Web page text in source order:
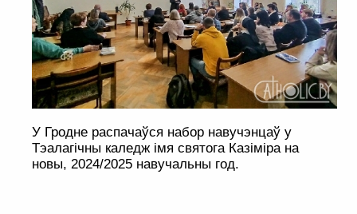
У Гродне распачаўся набор навучэнцаў у
Тэалагічны каледж імя святога Казіміра на
новы, 2024/2025 навучальны год.